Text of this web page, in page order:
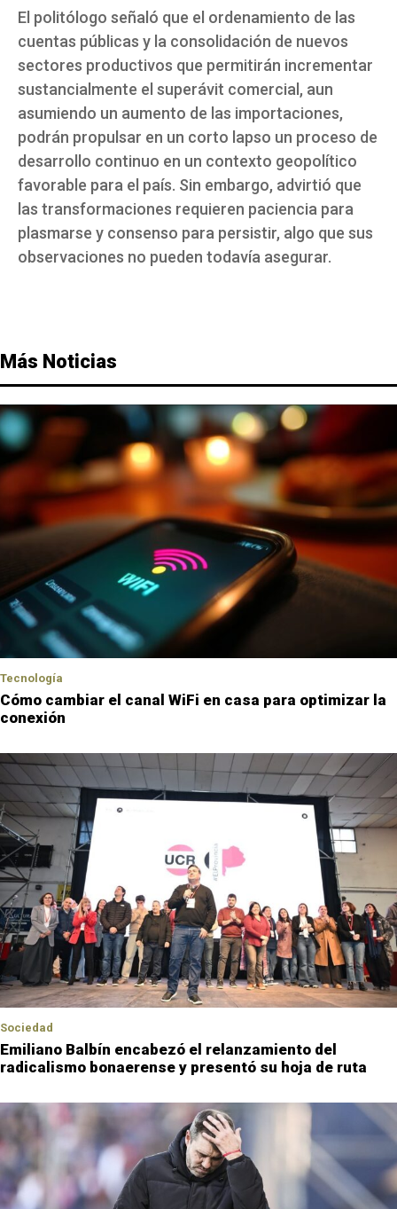
El politólogo señaló que el ordenamiento de las
cuentas públicas y la consolidación de nuevos
sectores productivos que permitirán incrementar
sustancialmente el superávit comercial, aun
asumiendo un aumento de las importaciones,
podrán propulsar en un corto lapso un proceso de
desarrollo continuo en un contexto geopolítico
favorable para el país. Sin embargo, advirtió que
las transformaciones requieren paciencia para
plasmarse y consenso para persistir, algo que sus
observaciones no pueden todavía asegurar.
Más Noticias
Tecnología
Cómo cambiar el canal WiFi en casa para optimizar la
conexión
Sociedad
Emiliano Balbín encabezó el relanzamiento del
radicalismo bonaerense y presentó su hoja de ruta